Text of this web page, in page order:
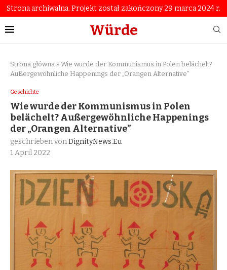
Strona archiwalna. Projekt został zakończony 29 marca 2024 r.
Würde
Strona główna » Wie wurde der Kommunismus in Polen belächelt?
Außergewöhnliche Happenings der „Orangen Alternative”
Geschichte
Wie wurde der Kommunismus in Polen
belächelt? Außergewöhnliche Happenings
der „Orangen Alternative”
geschrieben vonDignityNews.eu
1 April 2022